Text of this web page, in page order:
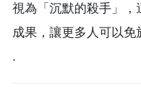
視為「沉默的殺手」
成果，讓更多人可以免
.